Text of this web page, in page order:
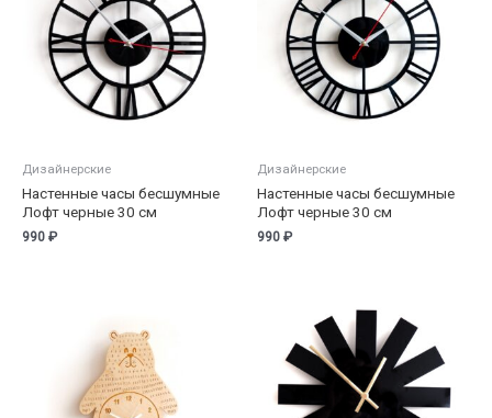
Дизайнерские
Настенные часы бесшумные
Лофт черные 30 см
990 ₽
Дизайнерские
Настенные часы бесшумные
Лофт черные 30 см
990 ₽